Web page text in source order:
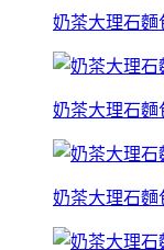
奶茶大理石麵
奶茶大理石麵
奶茶大理石麵